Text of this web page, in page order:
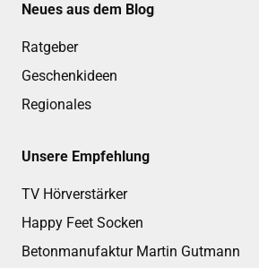
Neues aus dem Blog
Ratgeber
Geschenkideen
Regionales
Unsere Empfehlung
TV Hörverstärker
Happy Feet Socken
Betonmanufaktur Martin Gutmann